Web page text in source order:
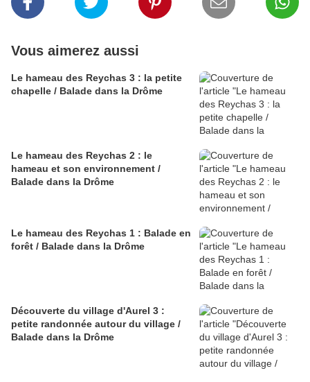
Vous aimerez aussi
Le hameau des Reychas 3 : la petite
chapelle / Balade dans la Drôme
Le hameau des Reychas 2 : le
hameau et son environnement /
Balade dans la Drôme
Le hameau des Reychas 1 : Balade en
forêt / Balade dans la Drôme
Découverte du village d'Aurel 3 :
petite randonnée autour du village /
Balade dans la Drôme